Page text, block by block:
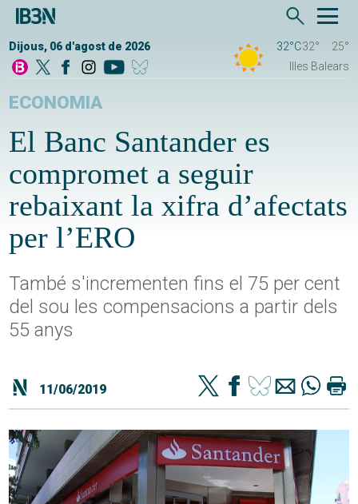
Dijous, 06 d'agost de 2026 32°C32°
25°
Illes Balears
ECONOMIA
El Banc Santander es
compromet a seguir
rebaixant la xifra d’afectats
per l’ERO
També s'incrementen fins el 75 per cent
del sou les compensacions a partir dels
55 anys
11/06/2019